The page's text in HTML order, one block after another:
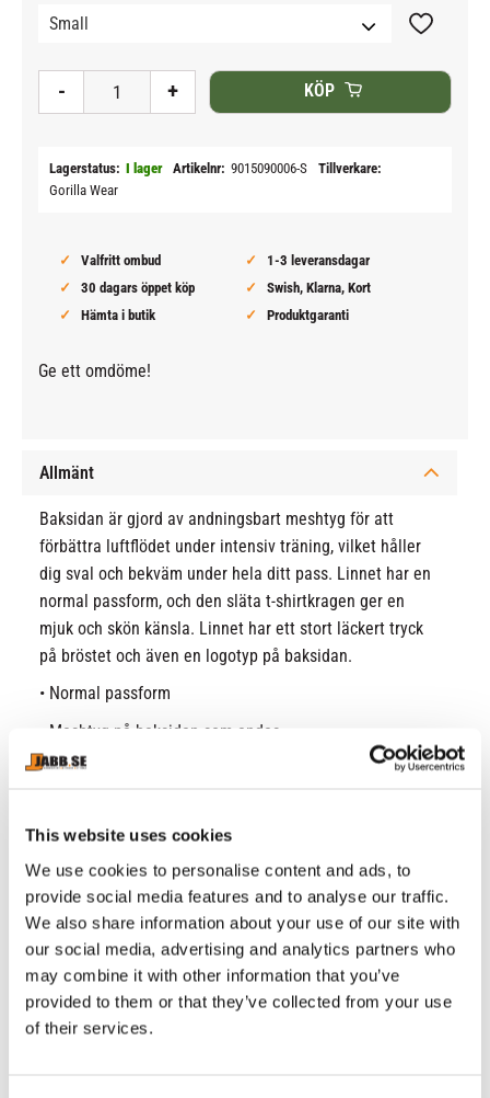
This website uses cookies
We use cookies to personalise content and ads, to
provide social media features and to analyse our traffic.
We also share information about your use of our site with
our social media, advertising and analytics partners who
may combine it with other information that you’ve
provided to them or that they’ve collected from your use
of their services.
+
- KÖP
Lägg till
Lagerstatus I lager Artikelnr 9015090006-S
Tillverkare
Gorilla Wear
Valfritt ombud
1-3 leveransdagar
30 dagars öppet köp
Swish, Klarna, Kort
Hämta i butik
Produktgaranti
Ge ett omdöme!
Allmänt
Baksidan är gjord av andningsbart meshtyg för att
förbättra luftflödet under intensiv träning, vilket håller
dig sval och bekväm under hela ditt pass. Linnet har en
normal passform, och den släta t-shirtkragen ger en
mjuk och skön känsla. Linnet har ett stort läckert tryck
på bröstet och även en logotyp på baksidan.
• Normal passform
• Meshtyg på baksidan som andas
• Tryckta logotyper
• Behaglig t-shirtkrage
Storlek & passform
Modellens storlek: L
Modellens längd: 185 cm
Modellens vikt: 88 kg